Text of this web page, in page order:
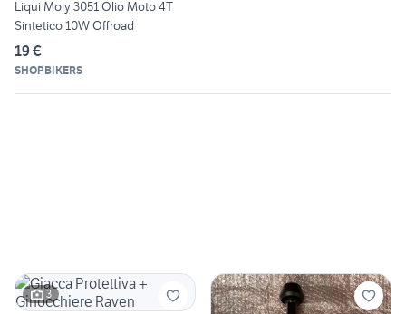
Liqui Moly 3051 Olio Moto 4T
Sintetico 10W Offroad
19 €
SHOPBIKERS
3